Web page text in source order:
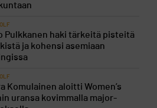
Pulkkanen haki tärkeitä pisteitä
ja kohensi asemiaan
Komulainen aloitti Women’s
uransa kovimmalla major-